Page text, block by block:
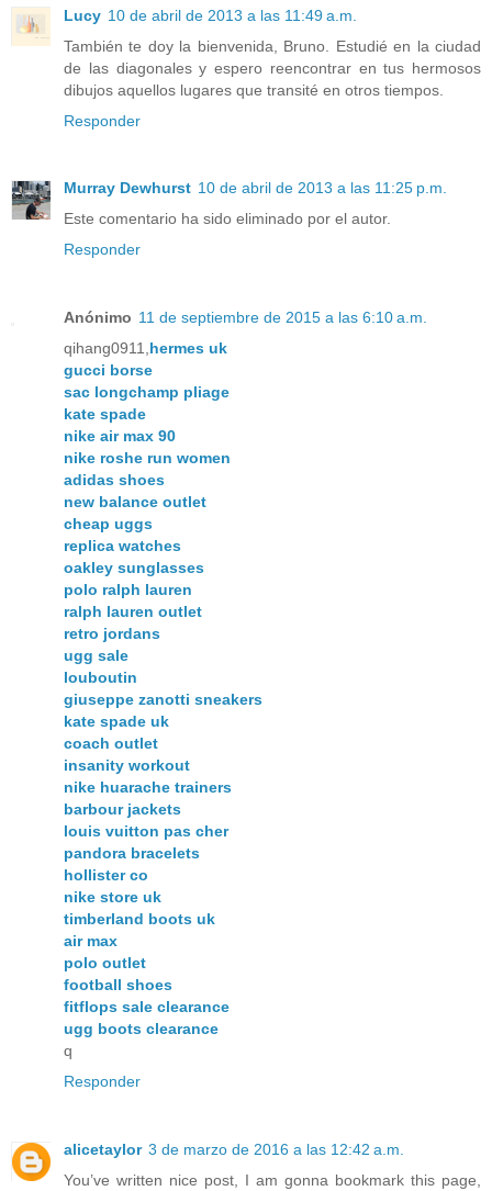
Lucy 10 de abril de 2013 a las 11:49 a.m.
También te doy la bienvenida, Bruno. Estudié en la ciudad
de las diagonales y espero reencontrar en tus hermosos
dibujos aquellos lugares que transité en otros tiempos.
Responder
Murray Dewhurst 10 de abril de 2013 a las 11:25 p.m.
Este comentario ha sido eliminado por el autor.
Responder
Anónimo 11 de septiembre de 2015 a las 6:10 a.m.
qihang0911,hermes uk
gucci borse
sac longchamp pliage
kate spade
nike air max 90
nike roshe run women
adidas shoes
new balance outlet
cheap uggs
replica watches
oakley sunglasses
polo ralph lauren
ralph lauren outlet
retro jordans
ugg sale
louboutin
giuseppe zanotti sneakers
kate spade uk
coach outlet
insanity workout
nike huarache trainers
barbour jackets
louis vuitton pas cher
pandora bracelets
hollister co
nike store uk
timberland boots uk
air max
polo outlet
football shoes
fitflops sale clearance
ugg boots clearance
q
Responder
alicetaylor 3 de marzo de 2016 a las 12:42 a.m.
You’ve written nice post, I am gonna bookmark this page,